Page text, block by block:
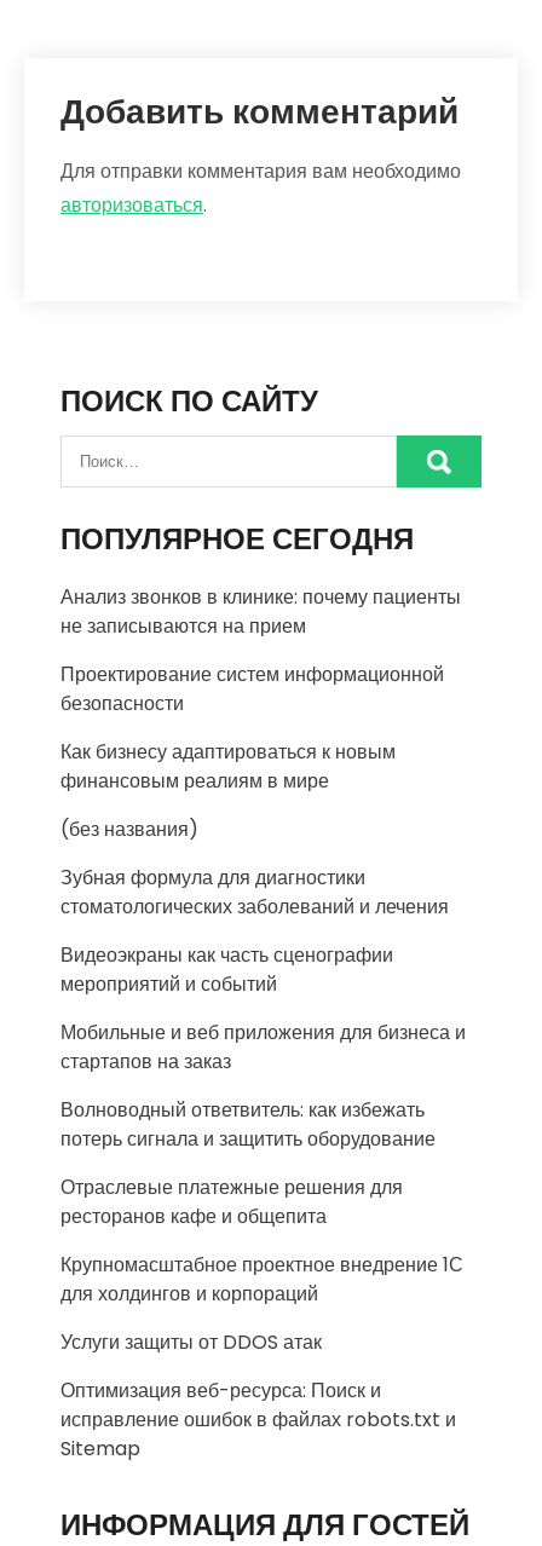
Добавить комментарий
Для отправки комментария вам необходимо
авторизоваться.
ПОИСК ПО САЙТУ
ПОПУЛЯРНОЕ СЕГОДНЯ
Анализ звонков в клинике: почему пациенты
не записываются на прием
Проектирование систем информационной
безопасности
Как бизнесу адаптироваться к новым
финансовым реалиям в мире
(без названия)
Зубная формула для диагностики
стоматологических заболеваний и лечения
Видеоэкраны как часть сценографии
мероприятий и событий
Мобильные и веб приложения для бизнеса и
стартапов на заказ
Волноводный ответвитель: как избежать
потерь сигнала и защитить оборудование
Отраслевые платежные решения для
ресторанов кафе и общепита
Крупномасштабное проектное внедрение 1С
для холдингов и корпораций
Услуги защиты от DDOS атак
Оптимизация веб-ресурса: Поиск и
исправление ошибок в файлах robots.txt и
Sitemap
ИНФОРМАЦИЯ ДЛЯ ГОСТЕЙ